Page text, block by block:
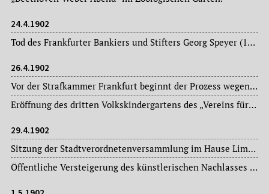
24.4.1902
Tod des Frankfurter Bankiers und Stifters Georg Speyer (1835-1902), seit 1868 Mitteilhaber des Bankhauses Lazard Speyer-Ellissen, Engagement für die Gründung der Universität Frankfurt und Unterstützung der 1901 eröffneten „Akademie für Sozial- und Handelswissenschaften“ („Georg und Franziska Speyersche Studienstiftung“).
26.4.1902
Vor der Strafkammer Frankfurt beginnt der Prozess wegen des Lokomotiven-Durchbruchs im Hauptbahnhof am 06. Dezember 1901. Unter dem Vorwurf der Transportgefährdung sind der Zugführer und der Heizer des Zuges Nr. 54 angeklagt.
Eröffnung des dritten Volkskindergartens des „Vereins für Volkskindergärten“ in der Nordendstraße.
29.4.1902
Sitzung der Stadtverordnetenversammlung im Hause Limpurg: Magistratsvorlagen, Ausschussberichte.
Öffentliche Versteigerung des künstlerischen Nachlasses des im Januar d. J. verstorbenen Frankfurter Malers Otto Scholderer (1834-1902) im Frankfurter Kunstverein. Es sind dies 116 Werke: Stilleben, Landschaften, Porträts und Genrebilder.